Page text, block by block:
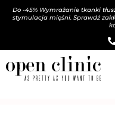
Do -45% Wymrażanie tkanki
stymulacja mięśni. Sprawdź